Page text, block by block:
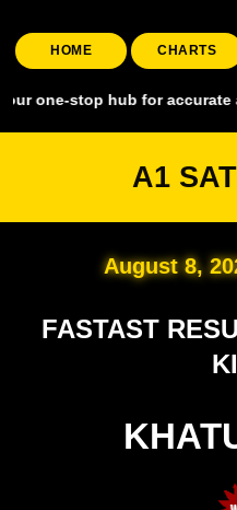
HOME CHARTS
hub for accurate and
A1
August 8,
FASTAST